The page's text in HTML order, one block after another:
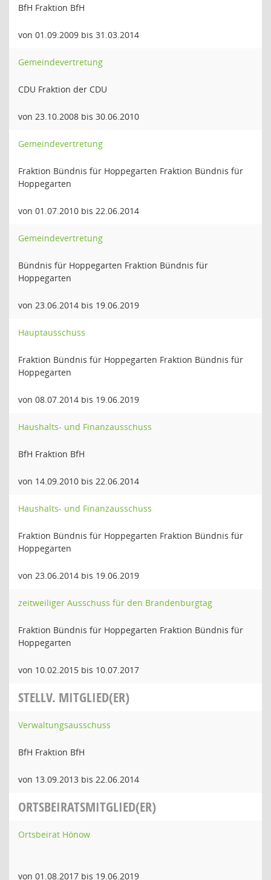
BfH Fraktion BfH
von 01.09.2009 bis 31.03.2014
Gemeindevertretung
CDU Fraktion der CDU
von 23.10.2008 bis 30.06.2010
Gemeindevertretung
Fraktion Bündnis für Hoppegarten Fraktion Bündnis für
Hoppegarten
von 01.07.2010 bis 22.06.2014
Gemeindevertretung
Bündnis für Hoppegarten Fraktion Bündnis für
Hoppegarten
von 23.06.2014 bis 19.06.2019
Hauptausschuss
Fraktion Bündnis für Hoppegarten Fraktion Bündnis für
Hoppegarten
von 08.07.2014 bis 19.06.2019
Haushalts- und Finanzausschuss
BfH Fraktion BfH
von 14.09.2010 bis 22.06.2014
Haushalts- und Finanzausschuss
Fraktion Bündnis für Hoppegarten Fraktion Bündnis für
Hoppegarten
von 23.06.2014 bis 19.06.2019
zeitweiliger Ausschuss für den Brandenburgtag
Fraktion Bündnis für Hoppegarten Fraktion Bündnis für
Hoppegarten
von 10.02.2015 bis 10.07.2017
STELLV. MITGLIED(ER)
Verwaltungsausschuss
BfH Fraktion BfH
von 13.09.2013 bis 22.06.2014
ORTSBEIRATSMITGLIED(ER)
Ortsbeirat Hönow
von 01.08.2017 bis 19.06.2019